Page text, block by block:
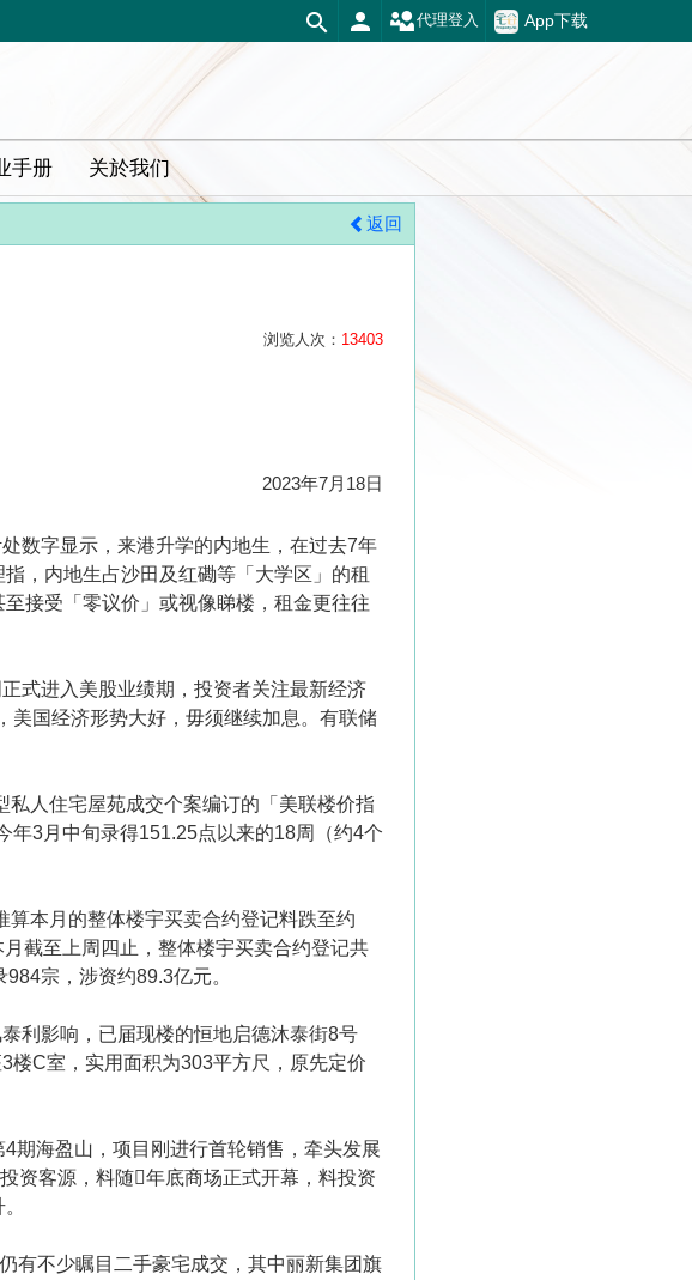
App下载
代理登入
手册 关於我们
返回
浏览人次： 13403
2023年7月18日
数字显示，来港升学的内地生，在过去7年
，内地生占沙田及红磡等「大学区」的租
接受「零议价」或视像睇楼，租金更往往
式进入美股业绩期，投资者关注最新经济
美国经济形势大好，毋须继续加息。有联储
私人住宅屋苑成交个案编订的「美联楼价指
年3月中旬录得151.25点以来的18周（约4个
算本月的整体楼宇买卖合约登记料跌至约
截至上周四止，整体楼宇买卖合约登记共
宗，涉资约89.3亿元。
利影响，已届现楼的恒地启德沐泰街8号
楼C室，实用面积为303平方尺，原先定价
期海盈山，项目刚进行首轮销售，牵头发展
资客源，料随年底商场正式开幕，料投资
有不少瞩目二手豪宅成交，其中丽新集团旗